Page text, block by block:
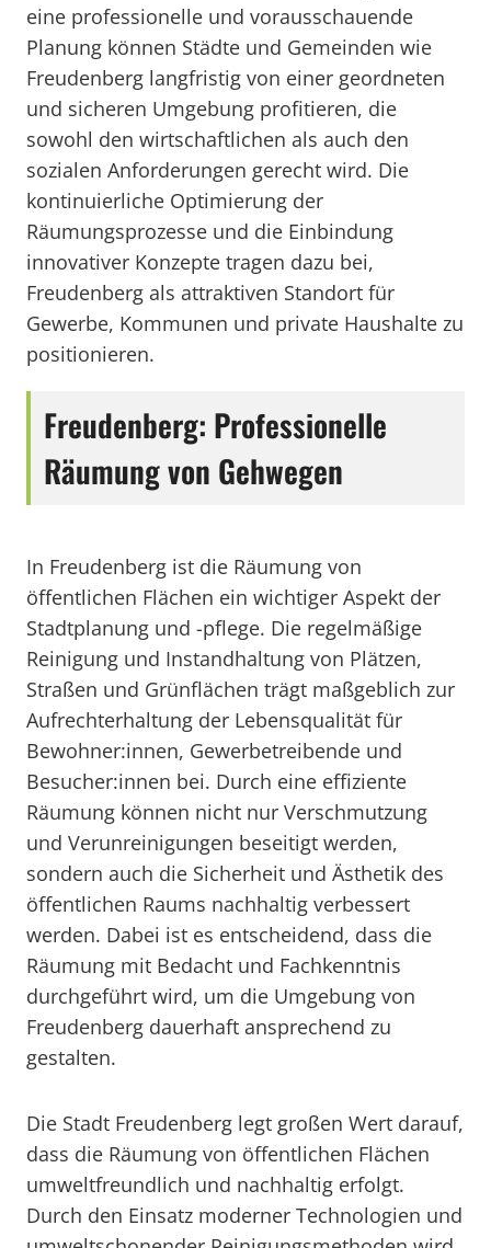
eine professionelle und vorausschauende
Planung können Städte und Gemeinden wie
Freudenberg langfristig von einer geordneten
und sicheren Umgebung profitieren, die
sowohl den wirtschaftlichen als auch den
sozialen Anforderungen gerecht wird. Die
kontinuierliche Optimierung der
Räumungsprozesse und die Einbindung
innovativer Konzepte tragen dazu bei,
Freudenberg als attraktiven Standort für
Gewerbe, Kommunen und private Haushalte zu
positionieren.
Freudenberg: Professionelle
Räumung von Gehwegen
In Freudenberg ist die Räumung von
öffentlichen Flächen ein wichtiger Aspekt der
Stadtplanung und -pflege. Die regelmäßige
Reinigung und Instandhaltung von Plätzen,
Straßen und Grünflächen trägt maßgeblich zur
Aufrechterhaltung der Lebensqualität für
Bewohner:innen, Gewerbetreibende und
Besucher:innen bei. Durch eine effiziente
Räumung können nicht nur Verschmutzung
und Verunreinigungen beseitigt werden,
sondern auch die Sicherheit und Ästhetik des
öffentlichen Raums nachhaltig verbessert
werden. Dabei ist es entscheidend, dass die
Räumung mit Bedacht und Fachkenntnis
durchgeführt wird, um die Umgebung von
Freudenberg dauerhaft ansprechend zu
gestalten.
Die Stadt Freudenberg legt großen Wert darauf,
dass die Räumung von öffentlichen Flächen
umweltfreundlich und nachhaltig erfolgt.
Durch den Einsatz moderner Technologien und